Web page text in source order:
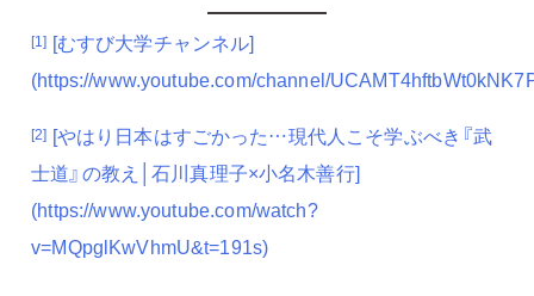
[1] [むすび大学チャンネル]
(https://www.youtube.com/channel/
[2] [やはり日本はすごかった…現代人こそ学ぶべき『武
士道』の教え│石川真理子×小名木善行]
(https://www.youtube.com/watch?
v=MQpglKwVhmU&t=191s)